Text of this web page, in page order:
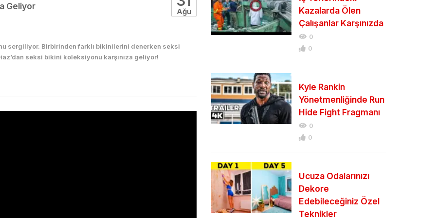
Geliyor
Ağu
sergiliyor. Birbirinden farklı bikinilerini denerken seksi
seksi bikini koleksiyonu karşınıza geliyor!
Kazalarda Ölen
Çalışanlar Karşınızda
0
0
Kyle Rankin
Yönetmenliğinde Run
Hide Fight Fragmanı
0
0
Ucuza Odalarınızı
Dekore
Edebileceğiniz Özel
Teknikler